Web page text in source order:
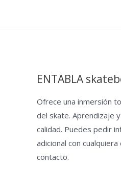
ENTABLA
Ofrece una inmersión
del skate. Aprendizaje
calidad. Puedes pedir
adicional con
contacto.